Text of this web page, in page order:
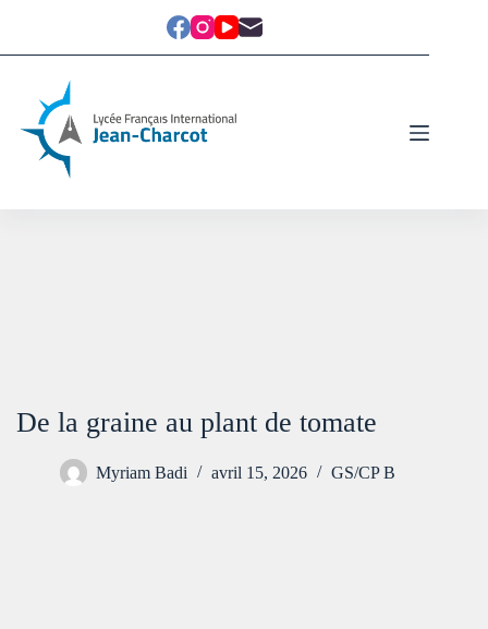
De la graine au plant de tomate
Myriam Badi avril 15, 2026 GS/CP B